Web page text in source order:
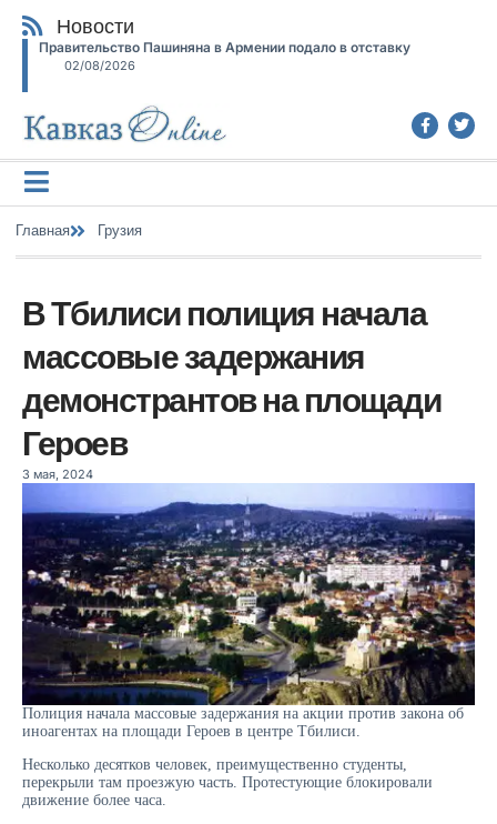
Новости
Правительство Пашиняна в Армении подало в отставку
02/08/2026
Главная Грузия
В Тбилиси полиция начала
массовые задержания
демонстрантов на площади
Героев
3 мая, 2024
Полиция начала массовые задержания на акции против закона об
иноагентах на площади Героев в центре Тбилиси.
Несколько десятков человек, преимущественно студенты,
перекрыли там проезжую часть. Протестующие блокировали
движение более часа.